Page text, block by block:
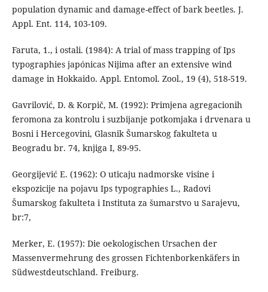
population dynamic and damage-effect of bark beetles. J.
Appl. Ent. 114, 103-109.
Faruta, 1., i ostali. (1984): A trial of mass trapping of Ips
typographies japónicas Nijima after an extensive wind
damage in Hokkaido. Appl. Entomol. Zool., 19 (4), 518-519.
Gavrilović, D. & Korpič, M. (1992): Primjena agregacionih
feromona za kontrolu i suzbijanje potkomjaka i drvenara u
Bosni i Hercegovini, Glasnik Šumarskog fakulteta u
Beogradu br. 74, knjiga I, 89-95.
Georgijević E. (1962): O uticaju nadmorske visine i
ekspozicije na pojavu Ips typographies L., Radovi
Šumarskog fakulteta i Instituta za šumarstvo u Sarajevu,
br:7,
Merker, E. (1957): Die oekologischen Ursachen der
Massenvermehrung des grossen Fichtenborkenkäfers in
Südwestdeutschland. Freiburg.